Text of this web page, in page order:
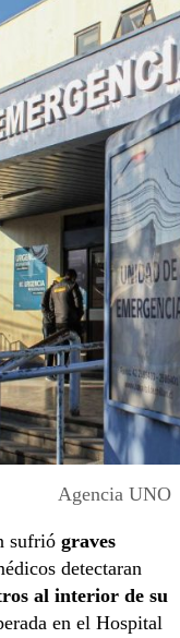
Agencia UNO
sufrió graves
detectaran
al interior de su
en el Hospital